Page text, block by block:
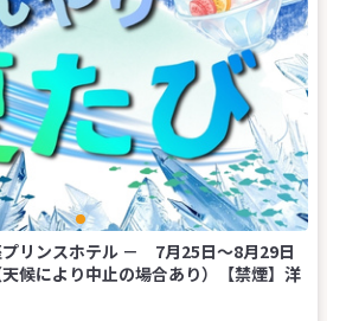
リンスホテル － 7月25日～8月29日
候により中止の場合あり）【禁煙】洋